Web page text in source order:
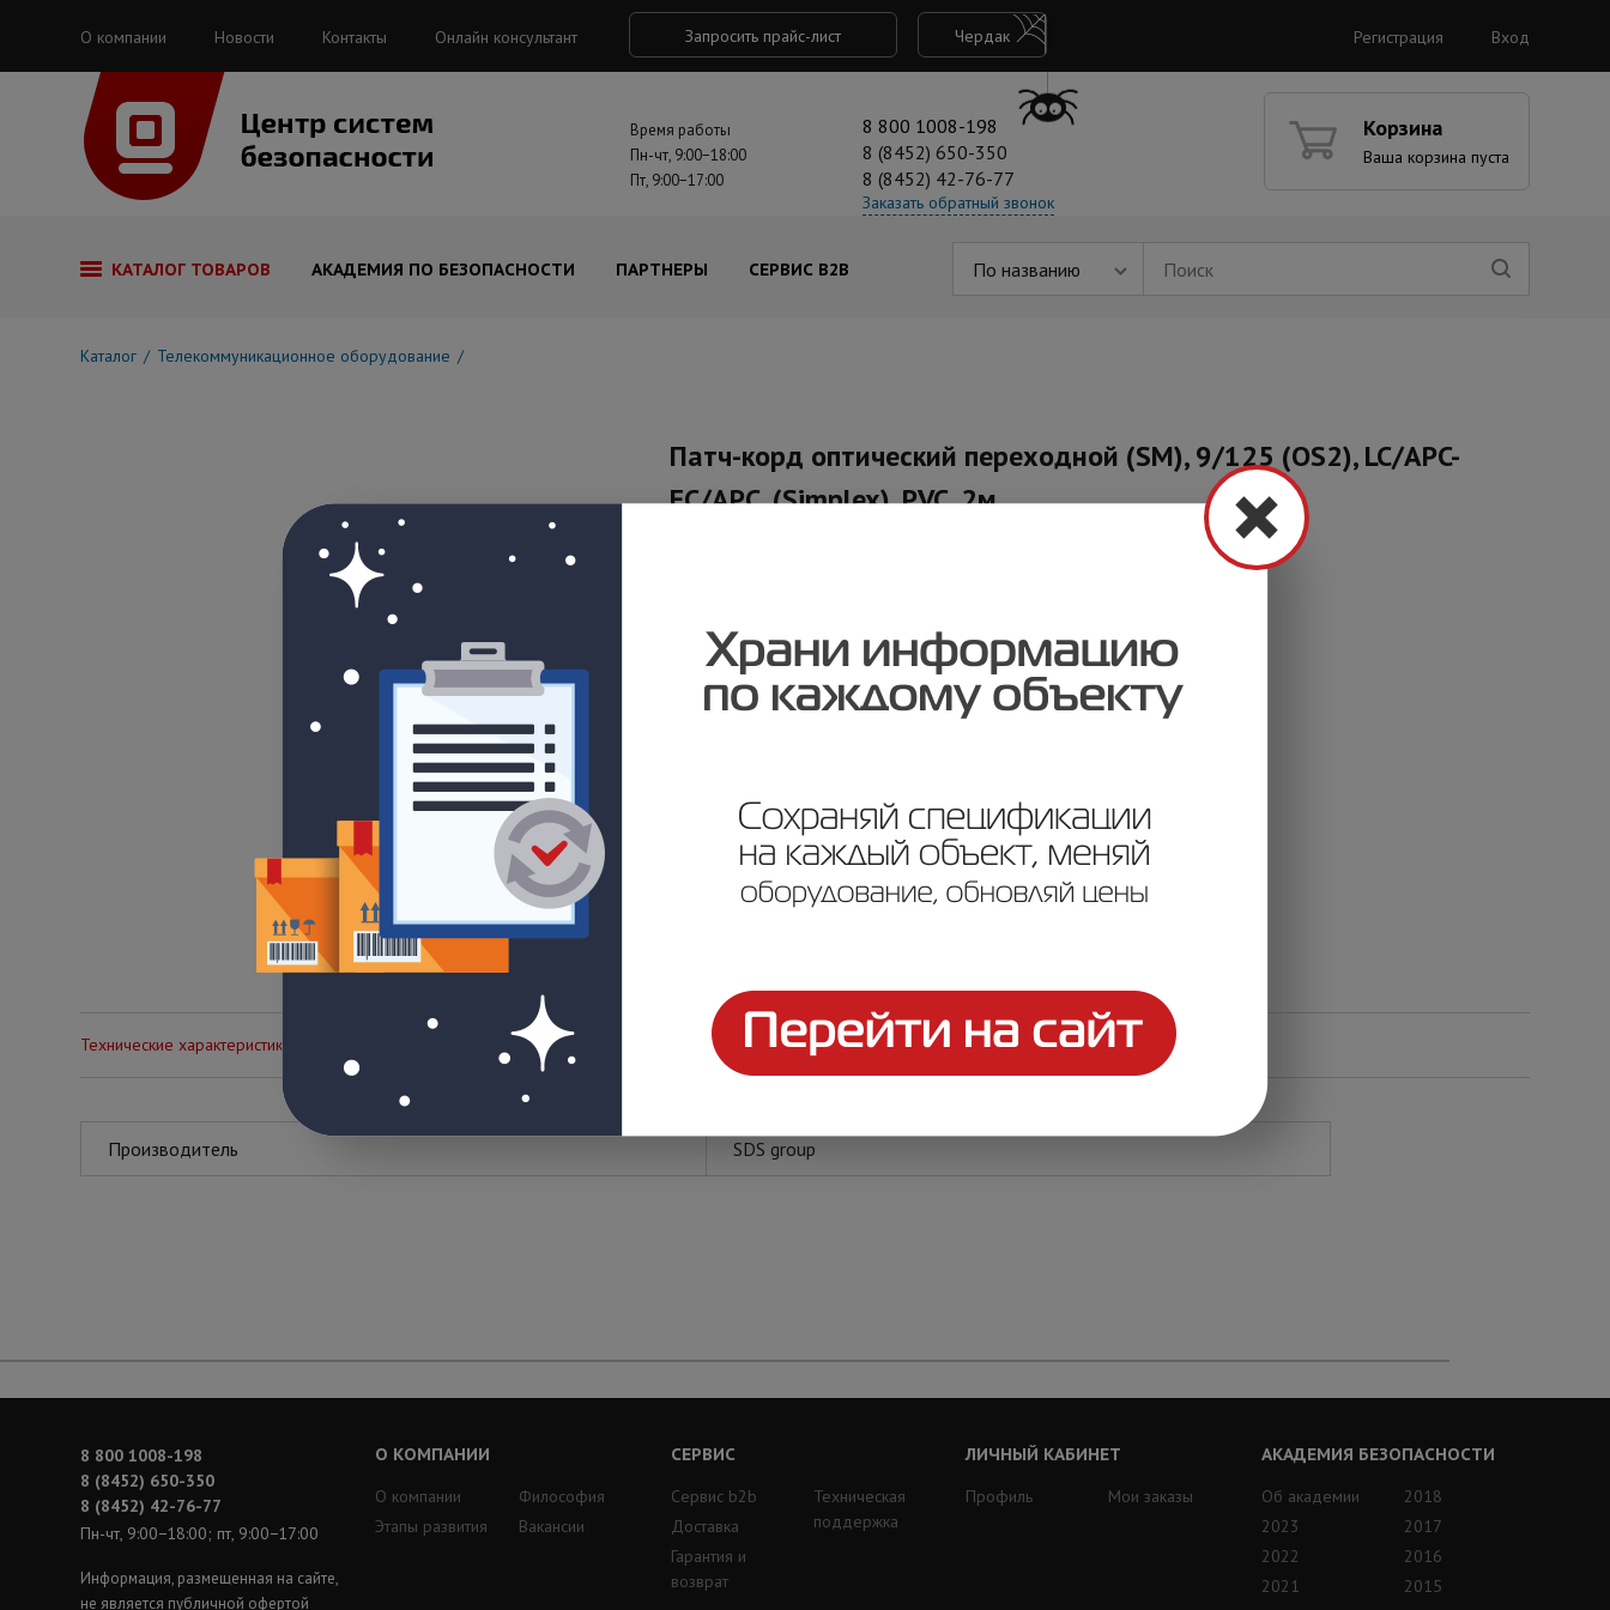
О компании Новости Контакты Онлайн консультант Запросить прайс-лист Чердак Регистрация Вход
Время работы
Пн-чт, 9:00−18:00
Пт, 9:00−17:00
8 800 1008-198
8 (8452) 650-350
8 (8452) 42-76-77
Заказать обратный звонок
Корзина
Ваша корзина пуста
КАТАЛОГ ТОВАРОВ АКАДЕМИЯ ПО БЕЗОПАСНОСТИ ПАРТНЕРЫ СЕРВИС B2B По названию
Каталог Телекоммуникационное оборудование
Патч-корд оптический переходной (SM), 9/125 (OS2), LC/APC-
FC/APC, (Simplex), PVC, 2м
Цена по запросу
Технические характеристики
Производитель SDS group
8 800 1008-198
8 (8452) 650-350
8 (8452) 42-76-77
Пн-чт, 9:00−18:00; пт, 9:00−17:00
Информация, размещенная на сайте,
не является публичной офертой
О КОМПАНИИ
О компании
Этапы развития
Философия
Вакансии
СЕРВИС
Сервис b2b
Доставка
Гарантия и
возврат
Техническая
поддержка
ЛИЧНЫЙ КАБИНЕТ
Профиль
Мои заказы
АКАДЕМИЯ БЕЗОПАСНОСТИ
Об академии
2023
2022
2021
2018
2017
2016
2015